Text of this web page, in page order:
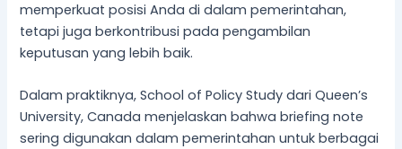
memperkuat posisi Anda di dalam pemerintahan,
tetapi juga berkontribusi pada pengambilan
keputusan yang lebih baik.
Dalam praktiknya, School of Policy Study dari Queen’s
University, Canada menjelaskan bahwa briefing note
sering digunakan dalam pemerintahan untuk berbagai